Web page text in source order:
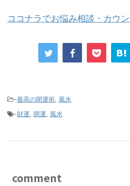
ココナラでお悩み相談・カウ
-最高の開運術, 風水
-財運, 開運, 風水
comment